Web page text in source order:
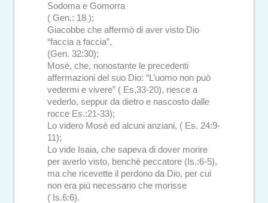
Sodoma e Gomorra
( Gen.: 18 );
Giacobbe che affermò di aver visto Dio
“faccia a faccia”,
(Gen. 32:30);
Mosè, che, nonostante le precedenti
affermazioni del suo Dio: “L’uomo non può
vedermi e vivere” ( Es,33-20), riesce a
vederlo, seppur da dietro e nascosto dalle
rocce Es.:21-33);
Lo videro Mosè ed alcuni anziani, ( Es. 24:9-
11);
Lo vide Isaia, che sapeva di dover morire
per averlo visto, benchè peccatore (Is.:6-5),
ma che ricevette il perdono da Dio, per cui
non era più necessario che morisse
( Is.6:6).